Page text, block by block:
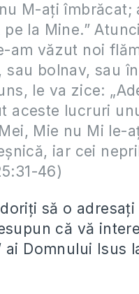
M-aţi îmbrăcat;
la Mine.”
am văzut noi
bolnav, sau
le va zice:
aceste lucruri
Mie nu Mi le-
iar cei
46)
să o
că vă
Domnului Isus